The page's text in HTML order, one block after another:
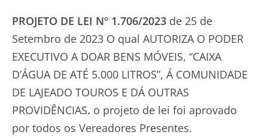
PROJETO DE LEI Nº 1.706/2023 de 25 de
Setembro de 2023 O qual AUTORIZA O PODER
EXECUTIVO A DOAR BENS MÓVEIS, “CAIXA
D’ÁGUA DE ATÉ 5.000 LITROS”, Á COMUNIDADE
DE LAJEADO TOUROS E DÁ OUTRAS
PROVIDÊNCIAS. o projeto de lei foi aprovado
por todos os Vereadores Presentes.